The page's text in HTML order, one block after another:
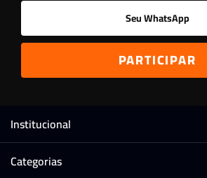
Institucional
Categorias